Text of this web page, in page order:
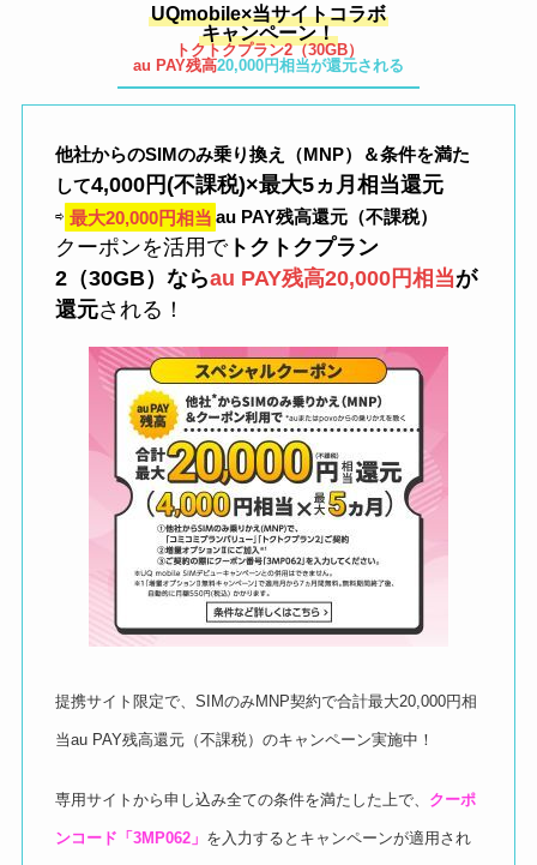
UQmobile×当サイトコラボ
キャンペーン！
トクトクプラン2（30GB）
au PAY残高20,000円相当が還元される
他社からのSIMのみ乗り換え（MNP）＆条件を満た
して4,000円(不課税)×最大5ヵ月相当還元
⇨ 最大20,000円相当 au PAY残高還元（不課税）
クーポンを活用でトクトクプラン
2（30GB）ならau PAY残高20,000円相当が
還元される！
提携サイト限定で、SIMのみMNP契約で合計最大20,000円相
当au PAY残高還元（不課税）のキャンペーン実施中！
専用サイトから申し込み全ての条件を満たした上で、 クーポ
ンコード「3MP062」 を入力するとキャンペーンが適用され